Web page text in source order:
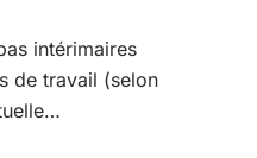
intérimaires
de travail (selon